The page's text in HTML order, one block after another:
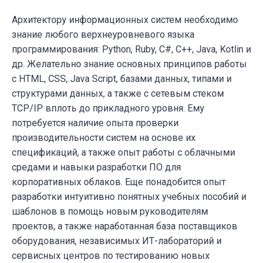
Архитектору информационных систем необходимо
знание любого верхнеуровневого языка
программирования: Python, Ruby, C#, C++, Java, Kotlin и
др. Желательно знание основных принципов работы
с HTML, CSS, Java Script, базами данных, типами и
структурами данных, а также с сетевым стеком
TCP/IP вплоть до прикладного уровня. Ему
потребуется наличие опыта проверки
производительности систем на основе их
спецификаций, а также опыт работы с облачными
средами и навыки разработки ПО для
корпоративных облаков. Еще понадобится опыт
разработки интуитивно понятных учебных пособий и
шаблонов в помощь новым руководителям
проектов, а также наработанная база поставщиков
оборудования, независимых ИТ-лабораторий и
сервисных центров по тестированию новых